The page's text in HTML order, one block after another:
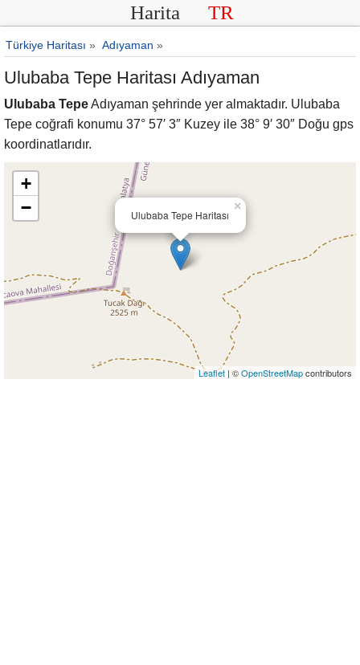
Harita TR
Türkiye Haritası » Adıyaman »
Ulubaba Tepe Haritası Adıyaman
Ulubaba TepeAdıyaman şehrinde yer almaktadır. Ulubaba
Tepe coğrafi konumu 37° 57′ 3″ Kuzey ile 38° 9′ 30″ Doğu gps
koordinatlarıdır.
Ulubaba Tepe Haritası
×
+
−
Leaflet | ©OpenStreetMapcontributors